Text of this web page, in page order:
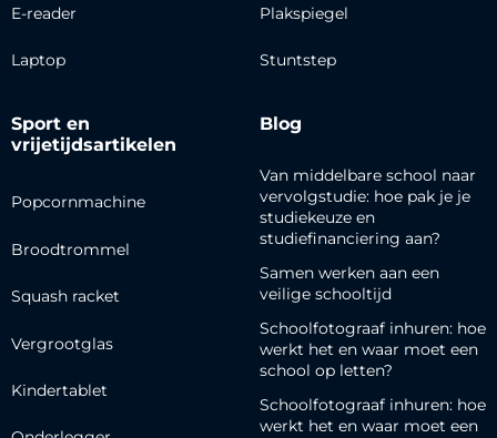
E-reader
Laptop
Plakspiegel
Stuntstep
Sport en
vrijetijdsartikelen
Popcornmachine
Broodtrommel
Squash racket
Vergrootglas
Kindertablet
Blog
Van middelbare school naar
vervolgstudie: hoe pak je je
studiekeuze en
studiefinanciering aan?
Samen werken aan een
veilige schooltijd
Schoolfotograaf inhuren: hoe
werkt het en waar moet een
school op letten?
Schoolfotograaf inhuren: hoe
werkt het en waar moet een